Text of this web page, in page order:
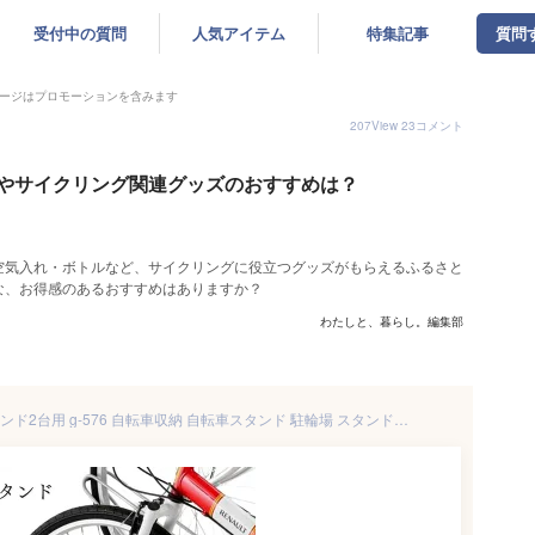
受付中の質問 人気アイテム 特集記事 質問
ジはプロモーションを含みます
207View 23コメント
サイクリング関連グッズのおすすめは？
入れ・ボトルなど、サイクリングに役立つグッズがもらえるふるさと
お得感のあるおすすめはありますか？
わたしと、暮らし。編集部